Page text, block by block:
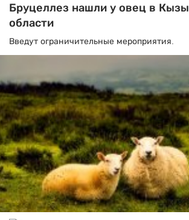
Бруцеллез нашли у овец в
области
Введут ограничительные мероприятия.